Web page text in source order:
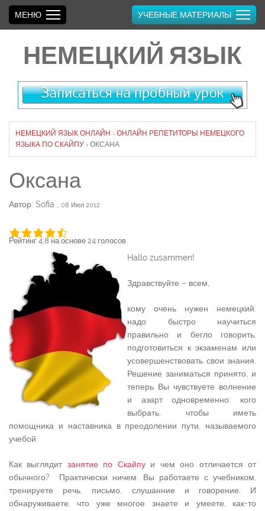
НЕМЕЦКИЙ ЯЗЫК
МЕНЮ УЧЕБНЫЕ МАТЕРИАЛЫ
НЕМЕЦКИЙ ЯЗЫК ОНЛАЙН › ОНЛАЙН РЕПЕТИТОРЫ НЕМЕЦКОГО
ЯЗЫКА ПО СКАЙПУ › ОКСАНА
Оксана
Автор: Sofia , 08 Июл 2012
Рейтинг 4,8 на основе 24 голосов
Hallo zusammen!
Здравствуйте – всем,
кому очень нужен немецкий:
надо быстро научиться
правильно и бегло говорить,
подготовиться к экзаменам или
усовершенствовать свои знания.
Решение заниматься принято, и
теперь Вы чувствуете волнение
и азарт одновременно: кого
выбрать, чтобы иметь
помощника и наставника в преодолении пути, называемого
учебой.
Как выглядит занятие по Скайпуи чем оно отличается от
обычного? Практически ничем. Вы работаете с учебником,
тренируете речь, письмо, слушанние и говорение. И
обнаруживаете, что уже многое знаете и умеете, как-то